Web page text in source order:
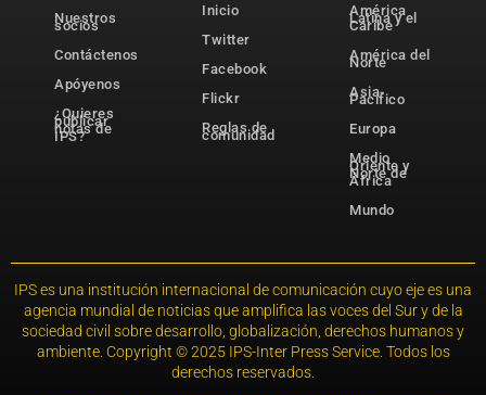
Nuestros
socios
Contáctenos
Apóyenos
¿Quieres
publicar
notas de
IPS?
Inicio
Twitter
Facebook
Flickr
Reglas de
comunidad
América
Latina y el
Caribe
América del
Norte
Asia-
Pacífico
Europa
Medio
Oriente y
Norte de
África
Mundo
IPS es una institución internacional de comunicación cuyo eje es una
agencia mundial de noticias que amplifica las voces del Sur y de la
sociedad civil sobre desarrollo, globalización, derechos humanos y
ambiente. Copyright © 2025 IPS-Inter Press Service. Todos los
derechos reservados.